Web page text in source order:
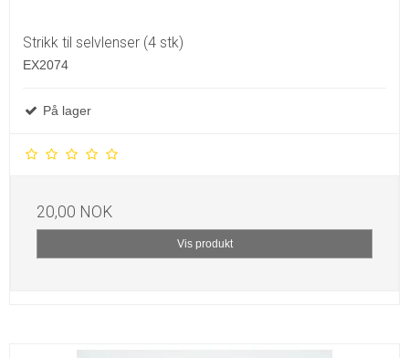
Strikk til selvlenser (4 stk)
EX2074
På lager
20,00 NOK
Vis produkt